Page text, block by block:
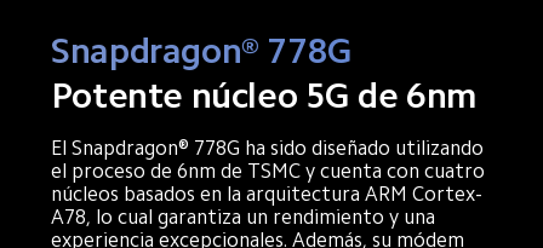
Snapdragon® 778G
Potente núcleo 5G de 6nm
El Snapdragon® 778G ha sido diseñado utilizando
el proceso de 6nm de TSMC y cuenta con cuatro
núcleos basados en la arquitectura ARM Cortex-
A78, lo cual garantiza un rendimiento y una
experiencia excepcionales. Además, su módem